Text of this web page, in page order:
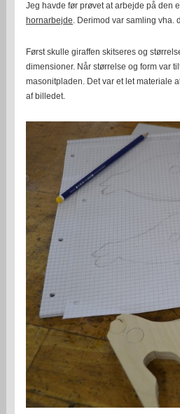
Jeg havde før prøvet at arbejde på den
hornarbejde. Derimod var samling vha.
Først skulle giraffen skitseres og
dimensioner. Når størrelse og form var
masonitpladen. Det var et let materiale
af billedet.